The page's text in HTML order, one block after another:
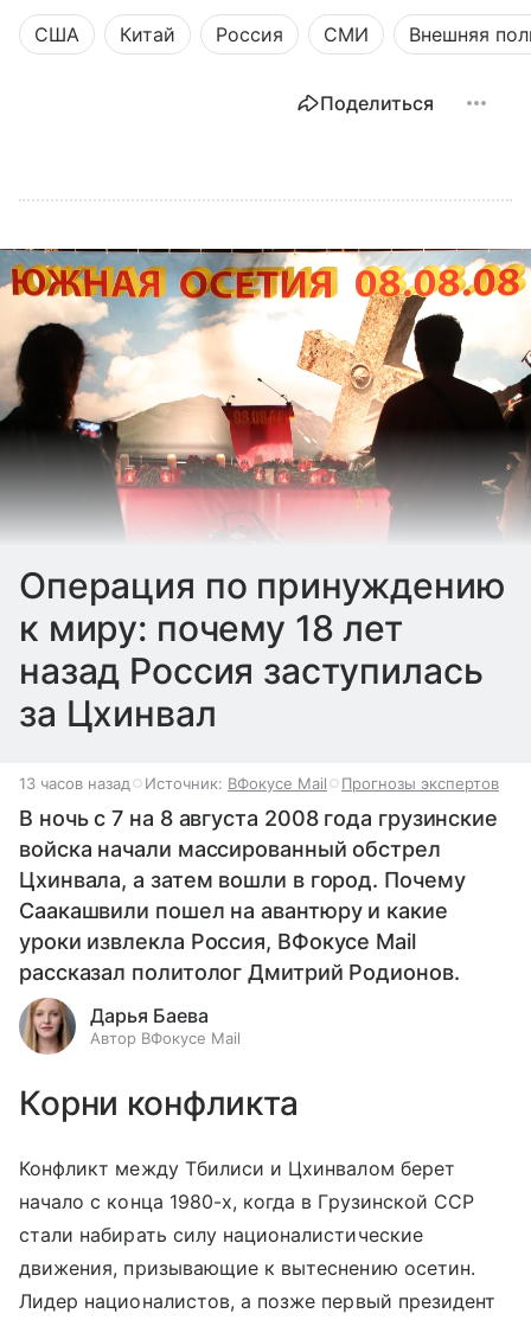
США Китай Россия СМИ Внешняя
Поделиться
Операция по принуждению
к миру: почему 18 лет
назад Россия заступилась
за Цхинвал
13 часов назад Источник: ВФокусе Mail Прогнозы экспертов
В ночь с 7 на 8 августа 2008 года грузинские
войска начали массированный обстрел
Цхинвала, а затем вошли в город. Почему
Саакашвили пошел на авантюру и какие
уроки извлекла Россия, ВФокусе Mail
рассказал политолог Дмитрий Родионов.
Дарья Баева
Автор ВФокусе Mail
Корни конфликта
Конфликт между Тбилиси и Цхинвалом берет
начало с конца 1980-х, когда в Грузинской ССР
стали набирать силу националистические
движения, призывающие к вытеснению осетин.
Лидер националистов, а позже первый президент